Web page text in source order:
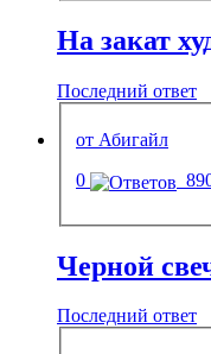
На закат
Последний ответ
от Абигайл
0
Черной
Последний ответ